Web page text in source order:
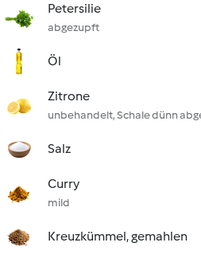
Petersilie
abgezupft
Öl
Zitrone
unbehandelt, Schale dünn
Salz
Curry
mild
Kreuzkümmel, gemahlen